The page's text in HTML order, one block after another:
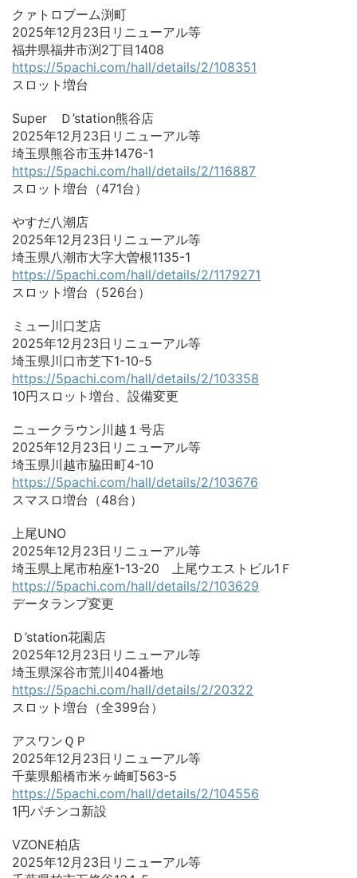
クァトロブーム渕町
2025年12月23日リニューアル等
福井県福井市渕2丁目1408
https://5pachi.com/hall/details/2/108351
スロット増台
Super Ｄ’station熊谷店
2025年12月23日リニューアル等
埼玉県熊谷市玉井1476-1
https://5pachi.com/hall/details/2/116887
スロット増台（471台）
やすだ八潮店
2025年12月23日リニューアル等
埼玉県八潮市大字大曽根1135-1
https://5pachi.com/hall/details/2/1179271
スロット増台（526台）
ミュー川口芝店
2025年12月23日リニューアル等
埼玉県川口市芝下1-10-5
https://5pachi.com/hall/details/2/103358
10円スロット増台、設備変更
ニュークラウン川越１号店
2025年12月23日リニューアル等
埼玉県川越市脇田町4-10
https://5pachi.com/hall/details/2/103676
スマスロ増台（48台）
上尾UNO
2025年12月23日リニューアル等
埼玉県上尾市柏座1-13-20 上尾ウエストビル1Ｆ
https://5pachi.com/hall/details/2/103629
データランプ変更
Ｄ’station花園店
2025年12月23日リニューアル等
埼玉県深谷市荒川404番地
https://5pachi.com/hall/details/2/20322
スロット増台（全399台）
アスワンＱＰ
2025年12月23日リニューアル等
千葉県船橋市米ヶ崎町563-5
https://5pachi.com/hall/details/2/104556
1円パチンコ新設
VZONE柏店
2025年12月23日リニューアル等